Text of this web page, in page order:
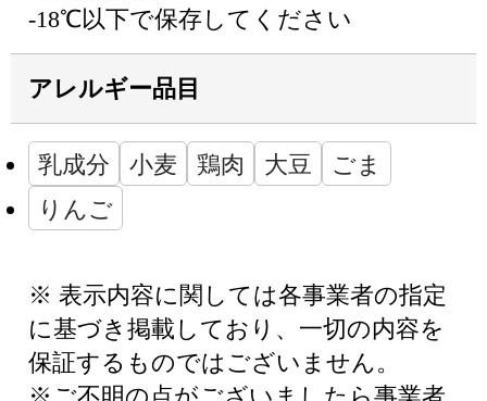
-18℃以下で保存してください
アレルギー品目
乳成分 小麦 鶏肉 大豆
ごま
りんご
※ 表示内容に関しては各事業者の指定
に基づき掲載しており、一切の内容を
保証するものではございません。